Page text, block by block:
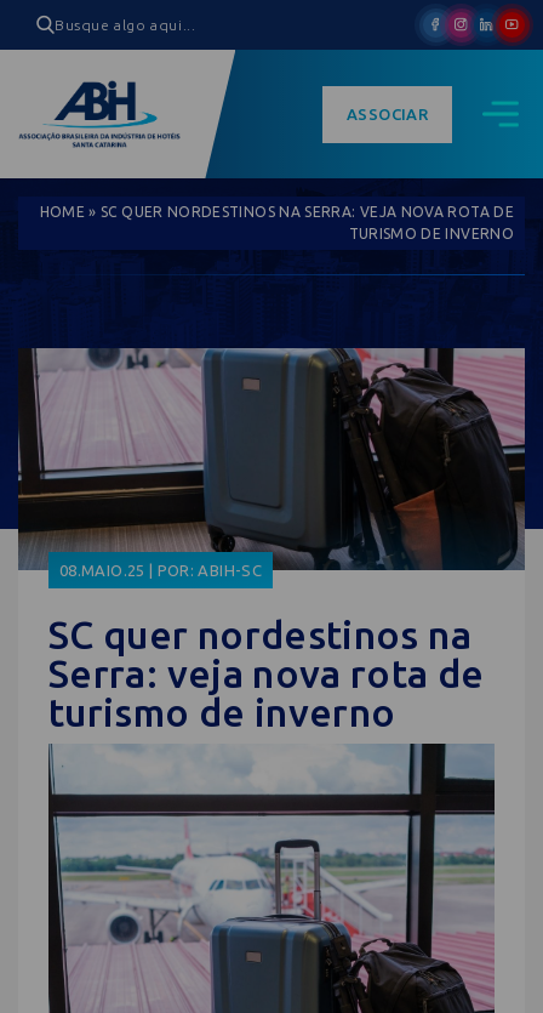
ASSOCIAR
HOME » SC QUER NORDESTINOS NA SERRA: VEJA NOVA ROTA DE
TURISMO DE INVERNO
08.MAIO.25 | POR: ABIH-SC
SC quer nordestinos na
Serra: veja nova rota de
turismo de inverno